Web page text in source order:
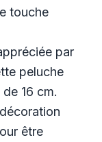
touche
par
peluche
16 cm.
être